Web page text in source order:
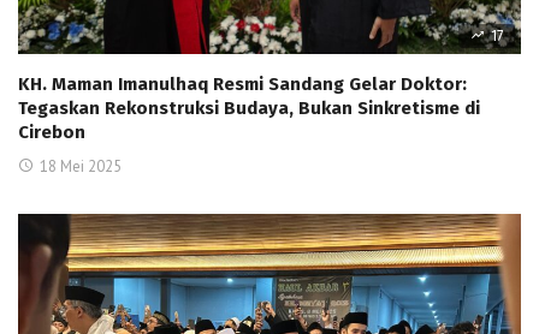
17
KH. Maman Imanulhaq Resmi Sandang Gelar Doktor:
Tegaskan Rekonstruksi Budaya, Bukan Sinkretisme di
Cirebon
18 Mei 2025